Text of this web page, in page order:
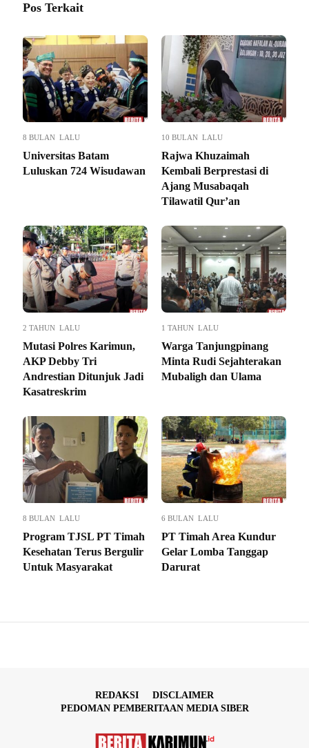
Pos Terkait
8 BULAN LALU
Universitas Batam
Luluskan 724 Wisudawan
10 BULAN LALU
Rajwa Khuzaimah
Kembali Berprestasi di
Ajang Musabaqah
Tilawatil Qur’an
2 TAHUN LALU
Mutasi Polres Karimun,
AKP Debby Tri
Andrestian Ditunjuk Jadi
Kasatreskrim
1 TAHUN LALU
Warga Tanjungpinang
Minta Rudi Sejahterakan
Mubaligh dan Ulama
8 BULAN LALU
Program TJSL PT Timah
Kesehatan Terus Bergulir
Untuk Masyarakat
6 BULAN LALU
PT Timah Area Kundur
Gelar Lomba Tanggap
Darurat
REDAKSI
DISCLAIMER
PEDOMAN PEMBERITAAN MEDIA SIBER